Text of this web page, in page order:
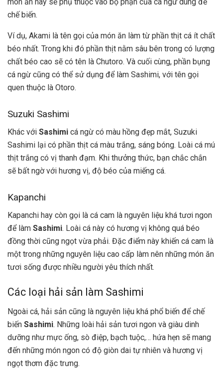
chế biến.
Ví dụ, Akami là tên gọi của món ăn làm từ phần thịt cá ít chất
béo nhất. Trong khi đó phần thịt nằm sâu bên trong có lượng
chất béo cao sẽ có tên là Chutoro. Và cuối cùng, phần bụng
cá ngừ cũng có thể sử dụng để làm Sashimi, với tên gọi
quen thuộc là Otoro.
Suzuki Sashimi
Khác với Sashimi cá ngừ có màu hồng đẹp mắt, Suzuki
Sashimi lại có phần thịt cá màu trắng, sáng bóng. Loài cá mú
thịt trắng có vị thanh đạm. Khi thưởng thức, bạn chắc chắn
sẽ bất ngờ với hương vị, độ béo của miếng cá.
Kapanchi
Kapanchi hay còn gọi là cá cam là nguyên liệu khá tươi ngon
để làm Sashimi. Loài cá này có hương vị không quá béo
đồng thời cũng ngọt vừa phải. Đặc điểm này khiến cá cam là
một trong những nguyên liệu cao cấp làm nên những món ăn
tươi sống được nhiều người yêu thích nhất.
Các loại hải sản làm Sashimi
Ngoài cá, hải sản cũng là nguyên liệu khá phổ biến để chế
biến Sashimi. Những loài hải sản tươi ngon và giàu dinh
dưỡng như mực ống, sò điệp, bạch tuộc,… hứa hẹn sẽ mang
đến những món ngon có độ giòn dai tự nhiên và hương vị
ngọt thơm đặc trưng.